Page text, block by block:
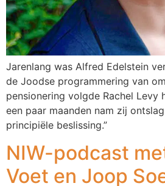
Jarenlang was Alfred Edelstein
de Joodse programmering van
pensionering volgde Rachel Levy
een paar maanden nam zij
principiële beslissing.”
NIW-podcast
Voet en Joop